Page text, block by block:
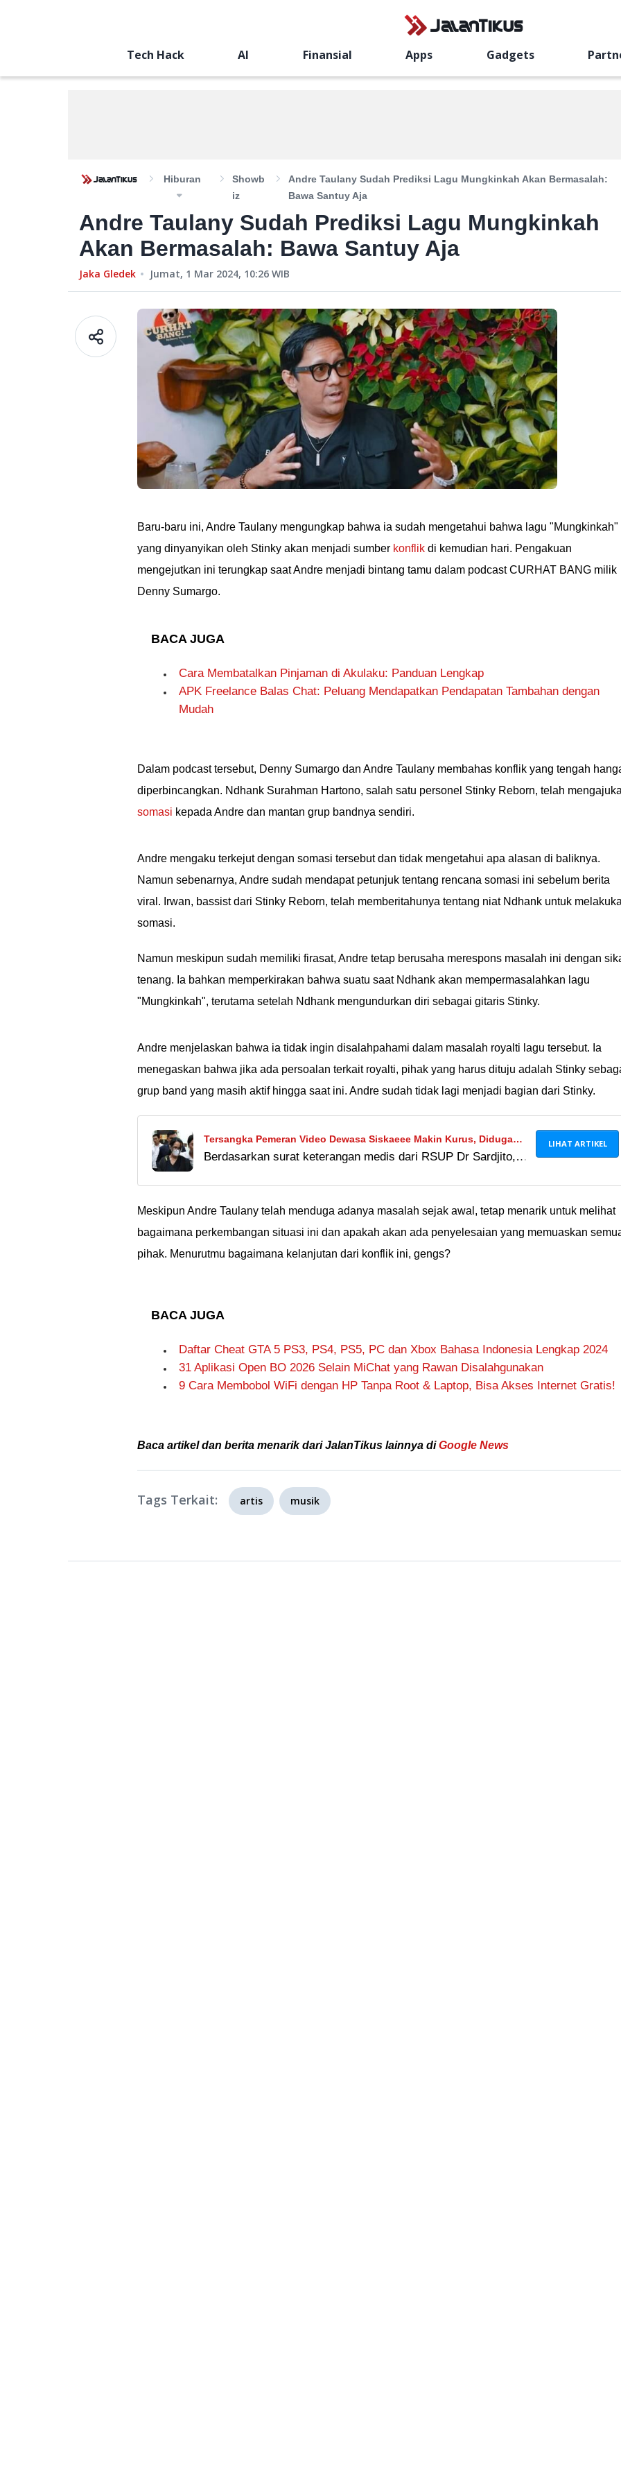
Tech Hack AI Finansial Apps Gadgets
Hiburan
Showb
Iz
Andre Taulany Sudah Prediksi Lagu Mungkinkah Akan Bermasalah:
Bawa Santuy Aja
Andre Taulany Sudah Prediksi Lagu Mungkinkah
Akan Bermasalah: Bawa Santuy Aja
Jaka Gledek Jumat, 1 Mar 2024, 10:26 WIB
Baru-baru ini, Andre Taulany mengungkap bahwa ia sudah mengetahui bahwa lagu "Mungkinkah"
yang dinyanyikan oleh Stinky akan menjadi sumber konflik di kemudian hari. Pengakuan
mengejutkan ini terungkap saat Andre menjadi bintang tamu dalam podcast CURHAT BANG milik
Denny Sumargo.
BACA JUGA
Cara Membatalkan Pinjaman di Akulaku: Panduan Lengkap
APK Freelance Balas Chat: Peluang Mendapatkan Pendapatan Tambahan dengan
Mudah
Dalam podcast tersebut, Denny Sumargo dan Andre Taulany membahas konflik yang tengah
diperbincangkan. Ndhank Surahman Hartono, salah satu personel Stinky Reborn, telah
somasi kepada Andre dan mantan grup bandnya sendiri.
Andre mengaku terkejut dengan somasi tersebut dan tidak mengetahui apa alasan di baliknya.
Namun sebenarnya, Andre sudah mendapat petunjuk tentang rencana somasi ini sebelum berita
viral. Irwan, bassist dari Stinky Reborn, telah memberitahunya tentang niat Ndhank untuk
somasi.
Namun meskipun sudah memiliki firasat, Andre tetap berusaha merespons masalah ini dengan
tenang. Ia bahkan memperkirakan bahwa suatu saat Ndhank akan mempermasalahkan lagu
"Mungkinkah", terutama setelah Ndhank mengundurkan diri sebagai gitaris Stinky.
Andre menjelaskan bahwa ia tidak ingin disalahpahami dalam masalah royalti lagu tersebut. Ia
menegaskan bahwa jika ada persoalan terkait royalti, pihak yang harus dituju adalah Stinky
grup band yang masih aktif hingga saat ini. Andre sudah tidak lagi menjadi bagian dari Stinky.
Tersangka Pemeran Video Dewasa Siskaeee Makin Kurus, Diduga
Depresi Usai Ditahan 20 Hari
Berdasarkan surat keterangan medis dari RSUP Dr Sardjito,
LIHAT ARTIKEL
Meskipun Andre Taulany telah menduga adanya masalah sejak awal, tetap menarik untuk melihat
bagaimana perkembangan situasi ini dan apakah akan ada penyelesaian yang memuaskan
pihak. Menurutmu bagaimana kelanjutan dari konflik ini, gengs?
BACA JUGA
Daftar Cheat GTA 5 PS3, PS4, PS5, PC dan Xbox Bahasa Indonesia Lengkap 2024
31 Aplikasi Open BO 2026 Selain MiChat yang Rawan Disalahgunakan
9 Cara Membobol WiFi dengan HP Tanpa Root & Laptop, Bisa Akses Internet Gratis!
Baca artikel dan berita menarik dari JalanTikus lainnya diGoogle News
Tags Terkait: artis musik